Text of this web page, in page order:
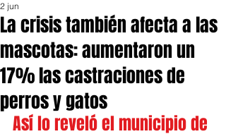
La crisis también afecta a las
mascotas: aumentaron un
17% las castraciones de
perros y gatos
2 jun
Así lo reveló el municipio de